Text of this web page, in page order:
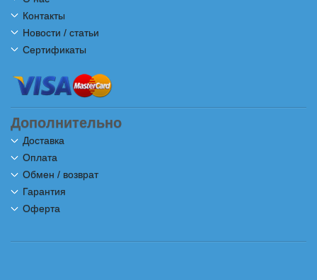
Контакты
Новости / статьи
Сертификаты
Дополнительно
Доставка
Оплата
Обмен / возврат
Гарантия
Оферта